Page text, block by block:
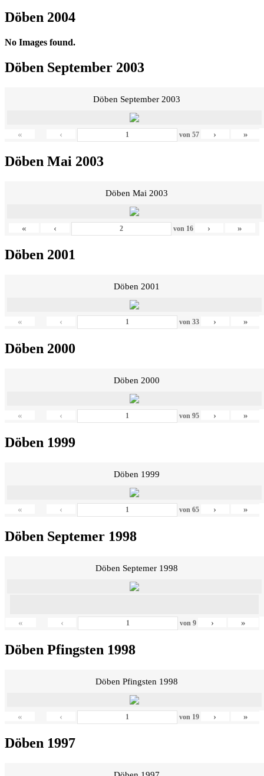
Döben 2004
No Images found.
Döben September 2003
Döben September 2003
« ‹ von 57 › »
Döben Mai 2003
Döben Mai 2003
« ‹ von 16 › »
Döben 2001
Döben 2001
« ‹ von 33 › »
Döben 2000
Döben 2000
« ‹ von 95 › »
Döben 1999
Döben 1999
« ‹ von 65 › »
Döben Septemer 1998
Döben Septemer 1998
« ‹ von9 › »
Döben Pfingsten 1998
Döben Pfingsten 1998
« ‹ von 19 › »
Döben 1997